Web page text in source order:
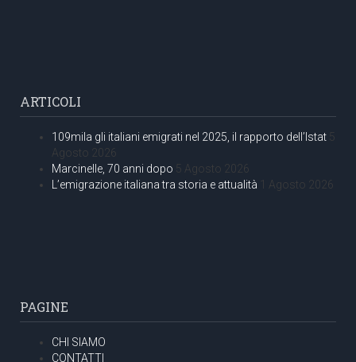
ARTICOLI
109mila gli italiani emigrati nel 2025, il rapporto dell’Istat 5
Agosto 2026
Marcinelle, 70 anni dopo 5 Agosto 2026
L’emigrazione italiana tra storia e attualità 1 Agosto 2026
PAGINE
CHI SIAMO
CONTATTI